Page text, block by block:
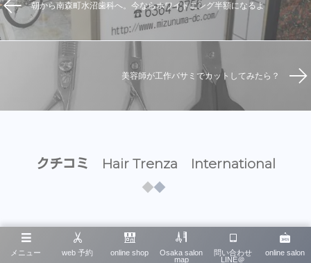
朝から南森町水沼歯科へ。今ならホワイトニング半額になるよ
美容師が工作バサミでカットしてみたら？
クチコミ Hair Trenza International
Reviews
メニュー web 予約 online shop
Osaka salon
map
問い合わせ
LINE＠
online salon